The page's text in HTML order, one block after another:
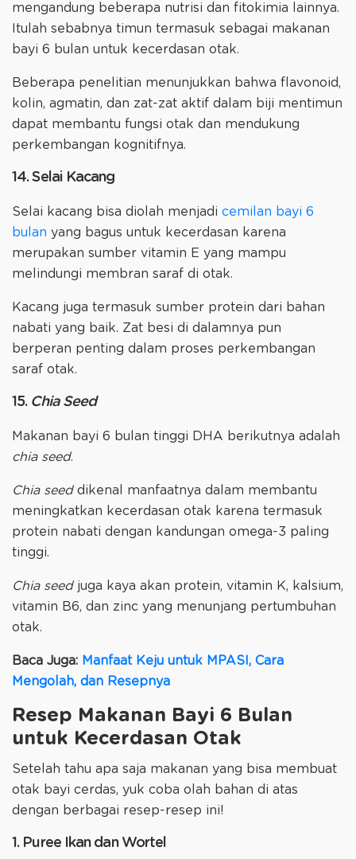
mengandung beberapa nutrisi dan fitokimia lainnya.
Itulah sebabnya timun termasuk sebagai makanan
bayi 6 bulan untuk kecerdasan otak.
Beberapa penelitian menunjukkan bahwa flavonoid,
kolin, agmatin, dan zat-zat aktif dalam biji mentimun
dapat membantu fungsi otak dan mendukung
perkembangan kognitifnya.
14. Selai Kacang
Selai kacang bisa diolah menjadi cemilan bayi 6
bulan yang bagus untuk kecerdasan karena
merupakan sumber vitamin E yang mampu
melindungi membran saraf di otak.
Kacang juga termasuk sumber protein dari bahan
nabati yang baik. Zat besi di dalamnya pun
berperan penting dalam proses perkembangan
saraf otak.
15. Chia Seed
Makanan bayi 6 bulan tinggi DHA berikutnya adalah
chia seed.
Chia seed dikenal manfaatnya dalam membantu
meningkatkan kecerdasan otak karena termasuk
protein nabati dengan kandungan omega-3 paling
tinggi.
Chia seed juga kaya akan protein, vitamin K, kalsium,
vitamin B6, dan zinc yang menunjang pertumbuhan
otak.
Baca Juga: Manfaat Keju untuk MPASI, Cara
Mengolah, dan Resepnya
Resep Makanan Bayi 6 Bulan
untuk Kecerdasan Otak
Setelah tahu apa saja makanan yang bisa membuat
otak bayi cerdas, yuk coba olah bahan di atas
dengan berbagai resep-resep ini!
1. Puree Ikan dan Wortel